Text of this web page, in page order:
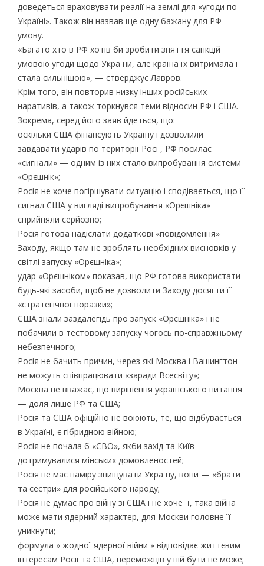
доведеться враховувати реалії на землі для «угоди по
Україні». Також він назвав ще одну бажану для РФ
умову.
«Багато хто в РФ хотів би зробити зняття санкцій
умовою угоди щодо України, але країна їх витримала і
стала сильнішою», — стверджує Лавров.
Крім того, він повторив низку інших російських
наративів, а також торкнувся теми відносин РФ і США.
Зокрема, серед його заяв йдеться, що:
оскільки США фінансують Україну і дозволили
завдавати ударів по території Росії, РФ посилає
«сигнали» — одним із них стало випробування системи
«Орєшнік»;
Росія не хоче погіршувати ситуацію і сподівається, що її
сигнал США у вигляді випробування «Орєшніка»
сприйняли серйозно;
Росія готова надіслати додаткові «повідомлення»
Заходу, якщо там не зроблять необхідних висновків у
світлі запуску «Орєшніка»;
удар «Орєшніком» показав, що РФ готова використати
будь-які засоби, щоб не дозволити Заходу досягти її
«стратегічної поразки»;
США знали заздалегідь про запуск «Орєшніка» і не
побачили в тестовому запуску чогось по-справжньому
небезпечного;
Росія не бачить причин, через які Москва і Вашингтон
не можуть співпрацювати «заради Всесвіту»;
Москва не вважає, що вирішення українського питання
— доля лише РФ та США;
Росія та США офіційно не воюють, те, що відбувається
в Україні, є гібридною війною;
Росія не почала б «СВО», якби захід та Київ
дотримувалися мінських домовленостей;
Росія не має наміру знищувати Україну, вони — «брати
та сестри» для російського народу;
Росія не думає про війну зі США і не хоче її, така війна
може мати ядерний характер, для Москви головне її
уникнути;
формула » жодної ядерної війни » відповідає життєвим
інтересам Росії та США, переможців у ній бути не може;